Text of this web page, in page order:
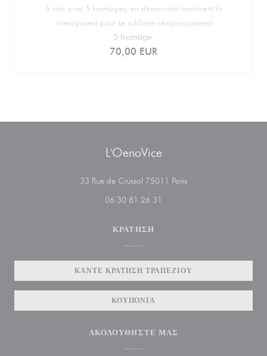
5 vins avec 5 fromages, en découvrant comment ils
interagissent pour se sublimer réciproquement
70,00 EUR
5 fromage.
L'OenoVice
33 Rue de Crussol 75011 Paris((ανοίγει σε νέο
06 30 81 26 31
ΚΡΆΤΗΣΗ
ΚΆΝΤΕ ΚΡΆΤΗΣΗ ΤΡΑΠΕΖΙΟΎ
ΚΟΥΠΌΝΙΑ
ΑΚΟΛΟΥΘΉΣΤΕ ΜΑΣ